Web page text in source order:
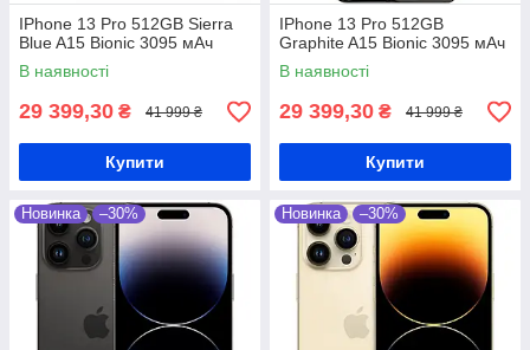
IPhone 13 Pro 512GB Sierra
Blue A15 Bionic 3095 мАч
В наявності
29 399,30 ₴ 41 999 ₴
Купити
IPhone 13 Pro 512GB
Graphite A15 Bionic 3095 мАч
В наявності
29 399,30 ₴ 41 999 ₴
Купити
Новинка –30% Новинка –30%